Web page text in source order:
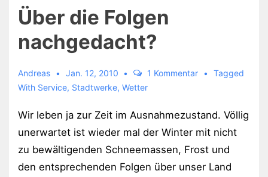
Über die Folgen
nachgedacht?
Andreas Jan. 12, 2010 1 Kommentar
Tagged
With Service, Stadtwerke, Wetter
Wir leben ja zur Zeit im Ausnahmezustand. Völlig
unerwartet ist wieder mal der Winter mit nicht
zu bewältigenden Schneemassen, Frost und
den entsprechenden Folgen über unser Land